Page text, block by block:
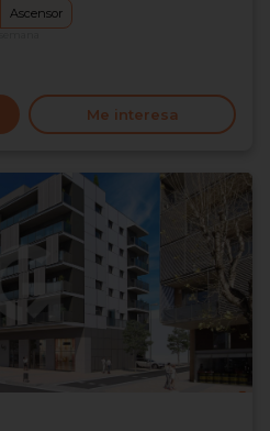
Ascensor
Me interesa